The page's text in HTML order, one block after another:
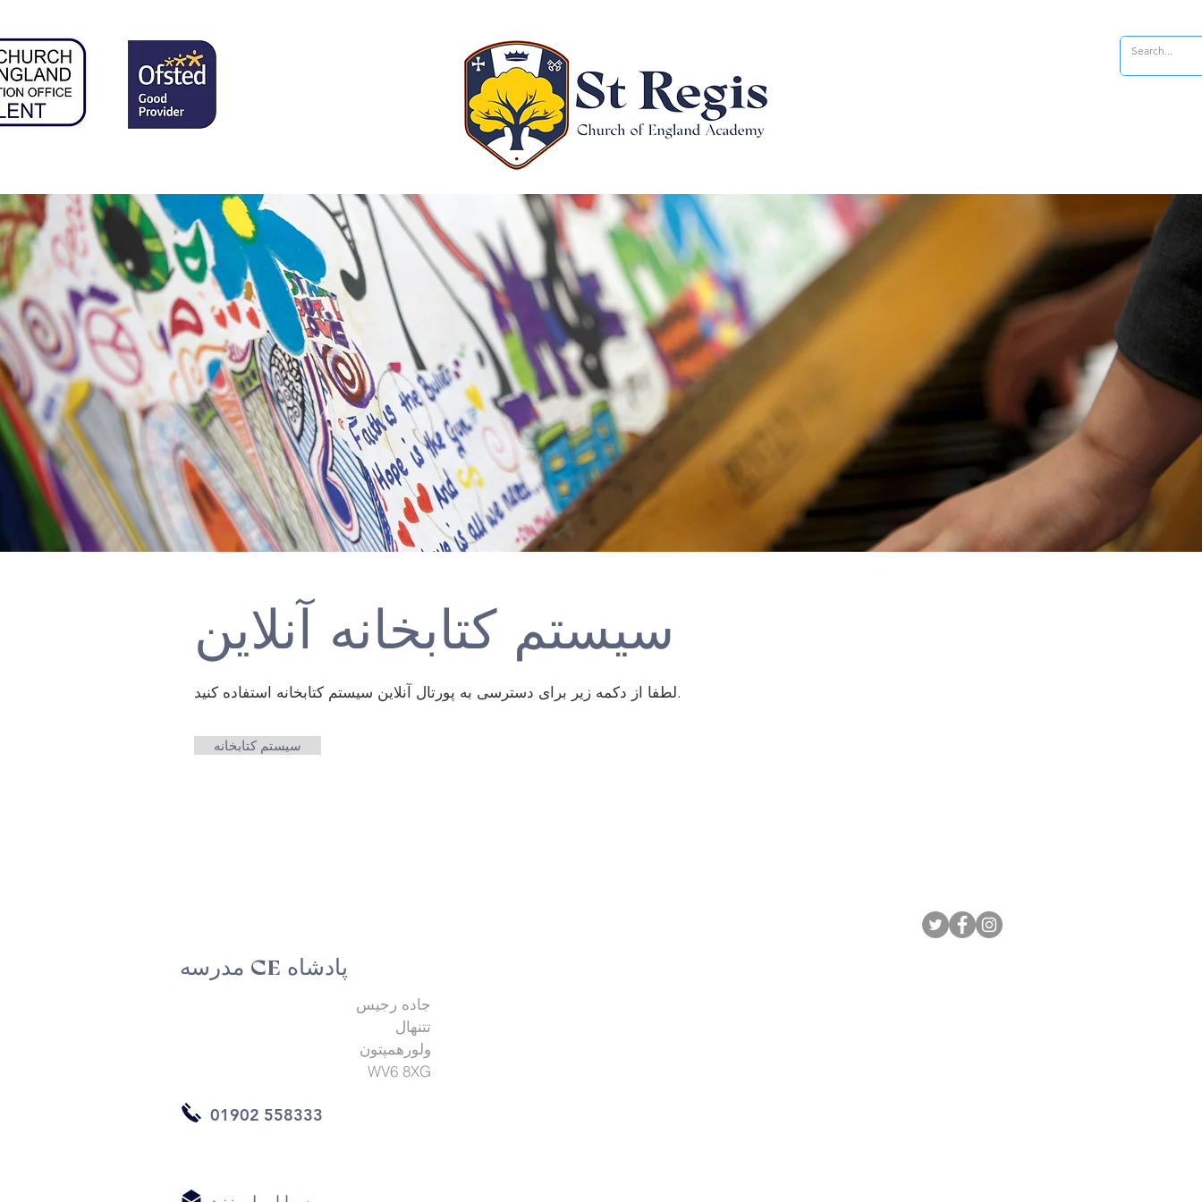
سیستم کتابخانه آنلاین
لطفا از دکمه زیر برای دسترسی به پورتال آنلاین سیستم کتابخانه استفاده کنید.
سیستم کتابخانه
مدرسه CE پادشاه
جاده رجیس
تتنهال
ولورهمپتون
WV6 8XG
01902 558333